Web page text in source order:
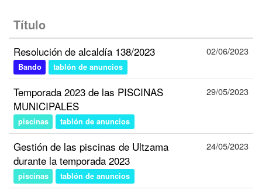
Título
Resolución de alcaldía 138/2023
Bando tablón de anuncios
02/06/2023
Temporada 2023 de las PISCINAS
MUNICIPALES
piscinas tablón de anuncios
29/05/2023
Gestión de las piscinas de Ultzama
durante la temporada 2023
piscinas tablón de anuncios
24/05/2023